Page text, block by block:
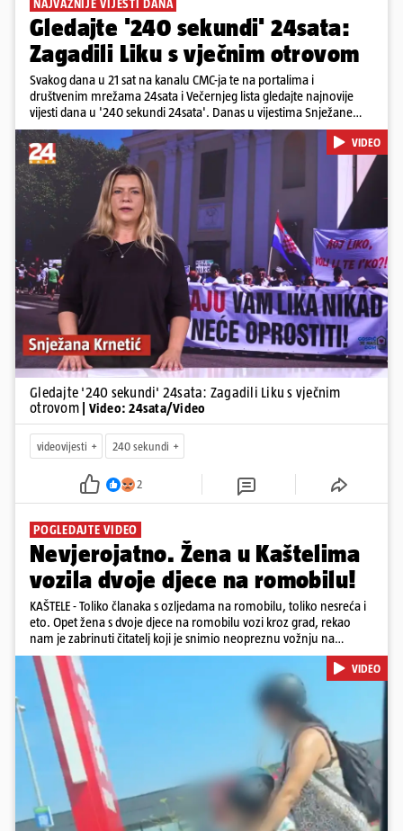
NAJVAŽNIJE VIJESTI DANA
Gledajte '240 sekundi' 24sata:
Zagadili Liku s vječnim otrovom
Svakog dana u 21 sat na kanalu CMC-ja te na portalima i
društvenim mrežama 24sata i Večernjeg lista gledajte najnovije
vijesti dana u '240 sekundi 24sata'. Danas u vijestima Snježane
Krnetić: Lika teško zagađena s 37.000 tona opasnog otpada, Troje
poginulih u nesreći u Zagrebu, Uhićen načelnik Svetog Ivana
Žabna, Borba za život Denisa Vejzovića, Krajaču režu ovlasti: Slijedi
otkaz...
Pokretanje videa...
VIDEO
Gledajte '240 sekundi' 24sata: Zagadili Liku s vječnim
otrovom
| Video: 24sata/Video
videovijesti 240 sekundi
2
POGLEDAJTE VIDEO
Nevjerojatno. Žena u Kaštelima
vozila dvoje djece na romobilu!
KAŠTELE - Toliko članaka s ozljedama na romobilu, toliko nesreća i
eto. Opet žena s dvoje djece na romobilu vozi kroz grad, rekao
nam je zabrinuti čitatelj koji je snimio neopreznu vožnju na
romobilu u četvrtak prijepodne kroz Kaštele. Podsjetimo, mjesec i
pol od smrti dječaka (14) u Metkoviću, pad s električnog romobila
odnio je još jedan mladi život. Unatoč naporima liječnika KBC-a
Zagreb, u ponedjeljak maloljetnik je podlegao ozljedama
zadobivenima u padu s romobila.
Pokretanje videa...
VIDEO